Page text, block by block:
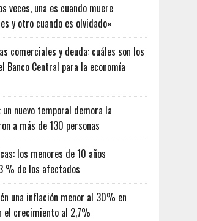
veces, una es cuando muere
y otro cuando es olvidado»
comerciales y deuda: cuáles son los
Banco Central para la economía
nuevo temporal demora la
a más de 130 personas
los menores de 10 años
% de los afectados
una inflación menor al 30% en
el crecimiento al 2,7%